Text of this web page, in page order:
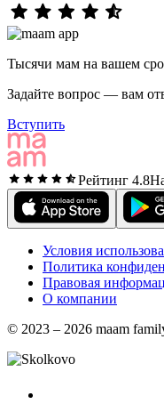
Тысячи мам на вашем
Задайте вопрос — вам
Вступить
Рейтинг 4.8
Условия
Политика
Правовая
О компании
© 2023 – 2026 maam